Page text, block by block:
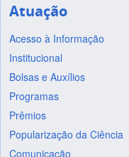
Atuação
Acesso à Informação
Institucional
Bolsas e Auxílios
Programas
Prêmios
Popularização da Ciência
Comunicação